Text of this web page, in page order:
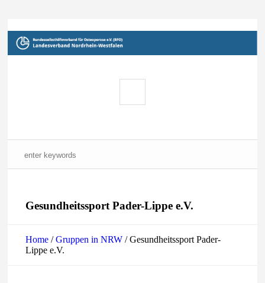
Gesundheitssport Pader-Lippe e.V.
Home /Gruppen in NRW /Gesundheitssport Pader-
Lippe e.V.